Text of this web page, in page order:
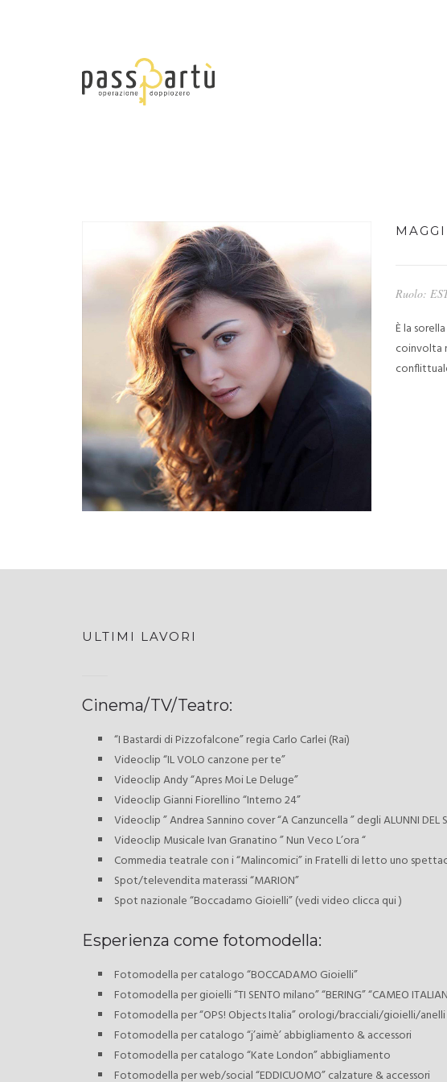
Ruolo:
È la
coinvolta
ULTIMI LAVORI
Cinema/TV/Teatro:
“I Bastardi di Pizzofalcone” regia Carlo Carlei (Rai)
Videoclip “IL VOLO canzone per te”
Videoclip Andy “Apres Moi Le Deluge”
Videoclip Gianni Fiorellino “Interno 24”
Videoclip ” Andrea Sannino cover “A Canzuncella ” degli ALUNNI DEL
Videoclip Musicale Ivan Granatino ” Nun Veco L’ora “
Commedia teatrale con i “Malincomici” in Fratelli di letto uno
Spot/televendita materassi “MARION”
Spot nazionale “Boccadamo Gioielli” (vedi video clicca qui )
Esperienza come fotomodella:
Fotomodella per catalogo “BOCCADAMO Gioielli”
Fotomodella per gioielli “TI SENTO milano” “BERING” “CAMEO
Fotomodella per “OPS! Objects Italia” orologi/bracciali/gioielli/
Fotomodella per catalogo “j’aimè’ abbigliamento & accessori
Fotomodella per catalogo “Kate London” abbigliamento
Fotomodella per web/social “EDDICUOMO” calzature & accessori